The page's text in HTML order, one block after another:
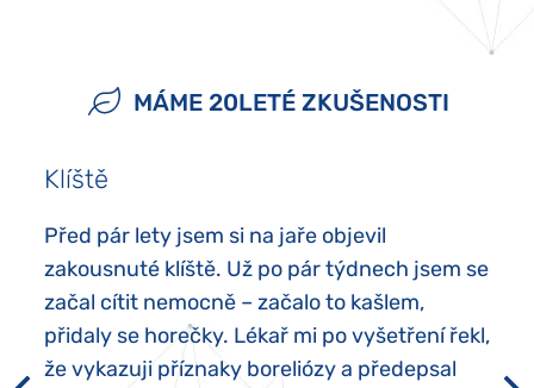
MÁME 20LETÉ ZKUŠENOSTI
Klíště
Před pár lety jsem si na jaře objevil
zakousnuté klíště. Už po pár týdnech jsem se
začal cítit nemocně – začalo to kašlem,
přidaly se horečky. Lékař mi po vyšetření řekl,
že vykazuji příznaky boreliózy a předepsal